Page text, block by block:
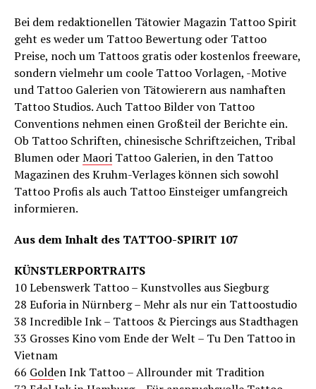
Bei dem redaktionellen Tätowier Magazin Tattoo Spirit
geht es weder um Tattoo Bewertung oder Tattoo
Preise, noch um Tattoos gratis oder kostenlos freeware,
sondern vielmehr um coole Tattoo Vorlagen, -Motive
und Tattoo Galerien von Tätowierern aus namhaften
Tattoo Studios. Auch Tattoo Bilder von Tattoo
Conventions nehmen einen Großteil der Berichte ein.
Ob Tattoo Schriften, chinesische Schriftzeichen, Tribal
Blumen oderMaori Tattoo Galerien, in den Tattoo
Magazinen des Kruhm-Verlages können sich sowohl
Tattoo Profis als auch Tattoo Einsteiger umfangreich
informieren.
Aus dem Inhalt des TATTOO-SPIRIT 107
KÜNSTLERPORTRAITS
10 Lebenswerk Tattoo – Kunstvolles aus Siegburg
28 Euforia in Nürnberg – Mehr als nur ein Tattoostudio
38 Incredible Ink – Tattoos & Piercings aus Stadthagen
33 Grosses Kino vom Ende der Welt – Tu Den Tattoo in
Vietnam
66 Golden Ink Tattoo – Allrounder mit Tradition